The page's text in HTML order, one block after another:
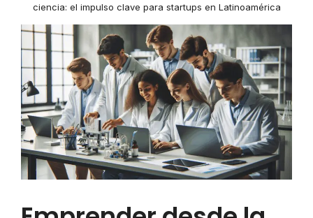
ciencia: el impulso clave para startups en Latinoamérica